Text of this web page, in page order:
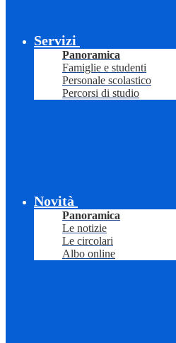
Servizi
Panoramica
Famiglie e studenti
Personale scolastico
Percorsi di studio
Novità
Panoramica
Le notizie
Le circolari
Albo online